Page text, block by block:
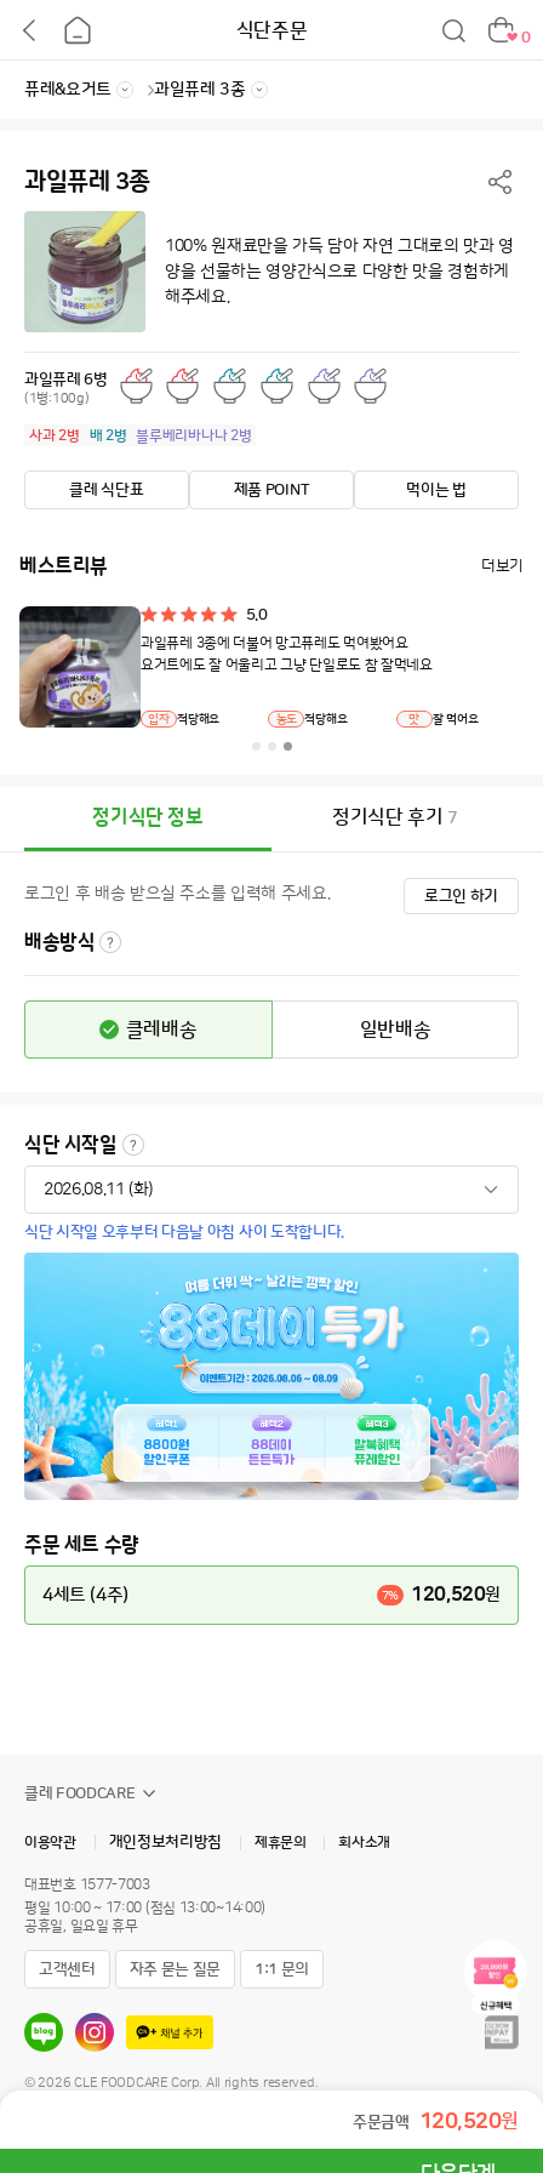
식단주문 0
과일퓨레 3종
100% 원재료만을 가득 담아 자연 그대로의 맛과 영
양을 선물하는 영양간식으로 다양한 맛을 경험하게
해주세요.
과일퓨레 6병
(1병:100g)
사과 2병 배 2병 블루베리바나나 2병
클레 식단표 제품 POINT 먹이는 법
베스트리뷰 더보기
5.0
과일퓨레 3종에 더불어 망고퓨레도 먹여봤어요
요거트에도 잘 어울리고 그냥 단일로도 참 잘먹네요
입자 적당해요 농도 적당해요 맛 잘 먹어요
정기식단 정보 정기식단 후기 7
로그인 후 배송 받으실 주소를 입력해 주세요. 로그인 하기
배송방식
클레배송 일반배송
식단 시작일
식단 시작일 오후부터 다음날 아침 사이 도착합니다.
주문 세트 수량
4세트 (4주) 7% 120,520원
주문금액 120,520원
클레 FOODCARE
이용약관 개인정보처리방침 제휴문의 회사소개
대표번호 1577-7003
평일 10:00 ~ 17:00 (점심 13:00~14:00)
공휴일, 일요일 휴무
고객센터 자주 묻는 질문 1:1 문의
© 2026 CLE FOODCARE Corp. All rights reserved.